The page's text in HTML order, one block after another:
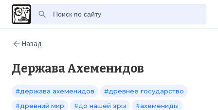
Назад
Держава Ахеменидов
#держава ахеменидов
#древнее государство
#древний мир
#до нашей эры
#ахемениды